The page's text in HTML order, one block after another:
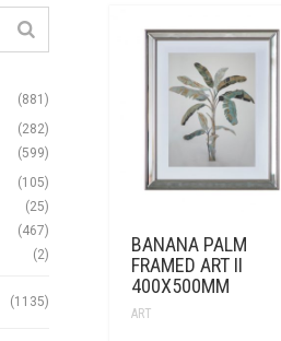
BANANA PALM
FRAMED ART II
400X500MM
ART
(881)
(282)
(599)
(105)
(25)
(467)
(2)
(1135)